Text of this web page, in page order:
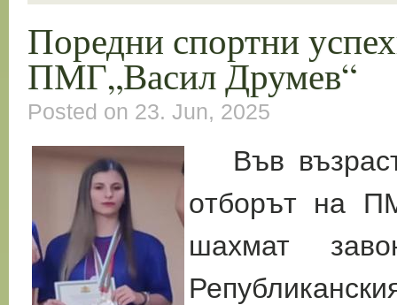
Поредни спортни
ПМГ„Васил Друмев“
Posted on 23. Jun, 2025
Във
отборът на
шахмат